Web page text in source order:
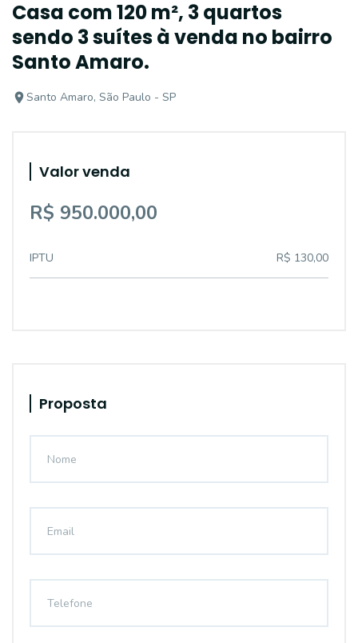
Casa com 120 m², 3 quartos
sendo 3 suítes à venda no bairro
Santo Amaro.
Santo Amaro, São Paulo - SP
Valor venda
R$ 950.000,00
IPTU R$ 130,00
Proposta